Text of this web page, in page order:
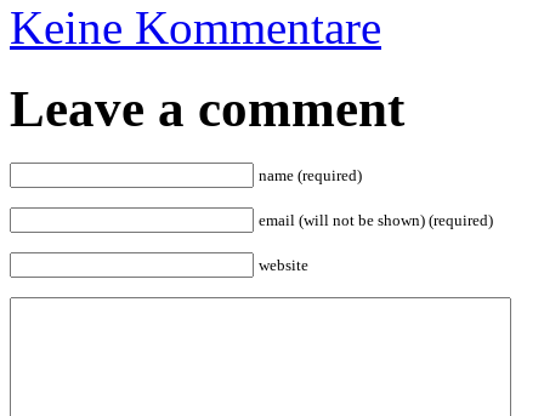
Keine Kommentare
Leave a comment
name (required)
email (will not be shown) (required)
website